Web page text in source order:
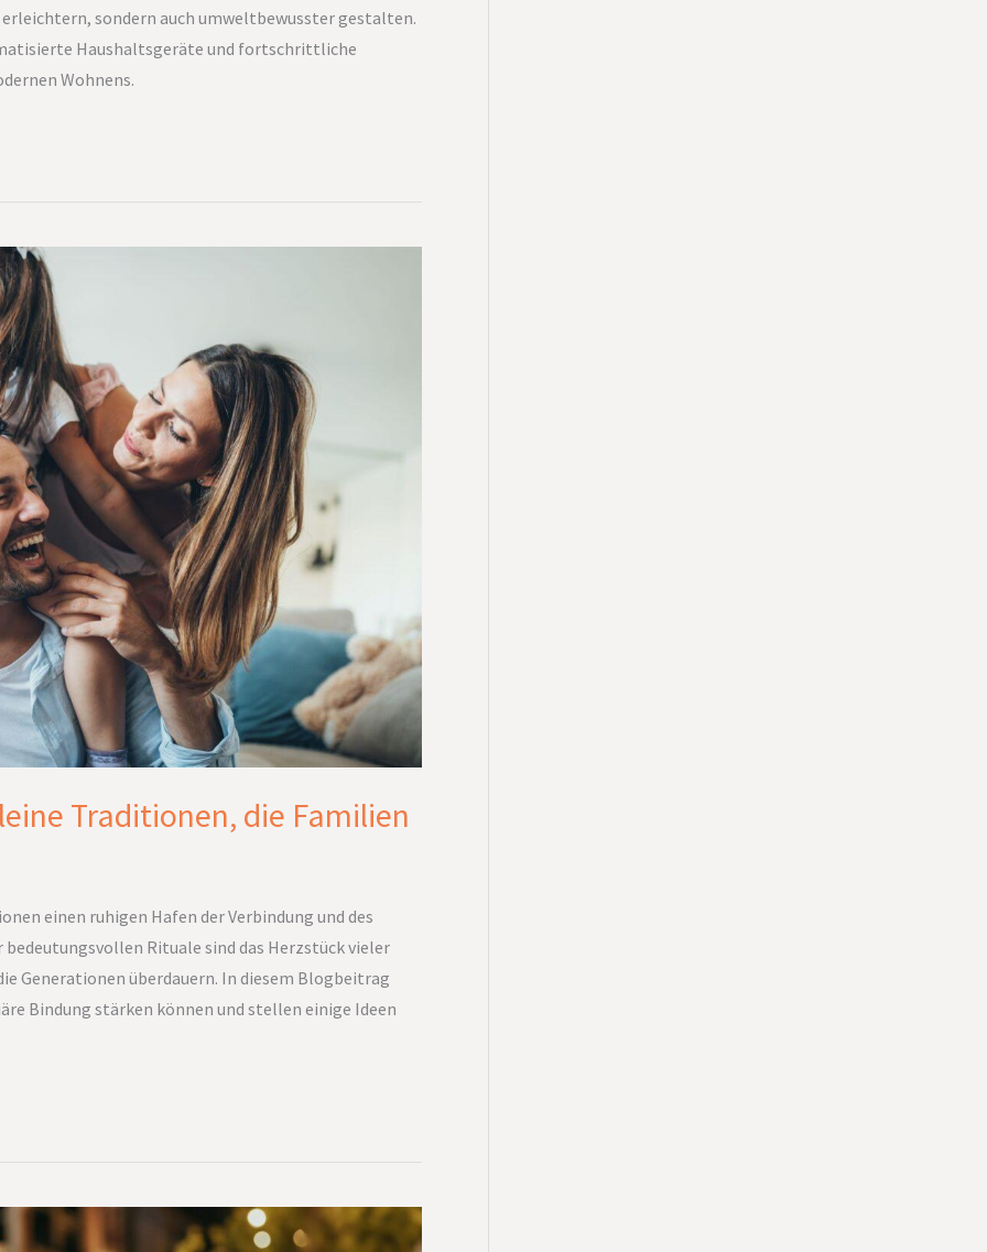
sondern auch umweltbewusster gestalten.
Haushaltsgeräte und fortschrittliche
Wohnens.
Traditionen, die Familien
einen ruhigen Hafen der Verbindung und des
Rituale sind das Herzstück vieler
Generationen überdauern. In diesem Blogbeitrag
Bindung stärken können und stellen einige Ideen